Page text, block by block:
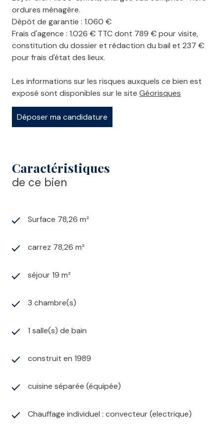
ordures ménagère.
Dépôt de garantie : 1.060 €
Frais d'agence : 1.026 € TTC dont 789 € pour visite,
constitution du dossier et rédaction du bail et 237 €
pour frais d'état des lieux.
Les informations sur les risques auxquels ce bien est
exposé sont disponibles sur le site Géorisques
Déposer ma candidature
Caractéristiques
de ce bien
Surface 78,26 m²
carrez 78,26 m²
séjour 19 m²
3 chambre(s)
1 salle(s) de bain
construit en 1989
cuisine séparée (équipée)
Chauffage individuel : convecteur (electrique)